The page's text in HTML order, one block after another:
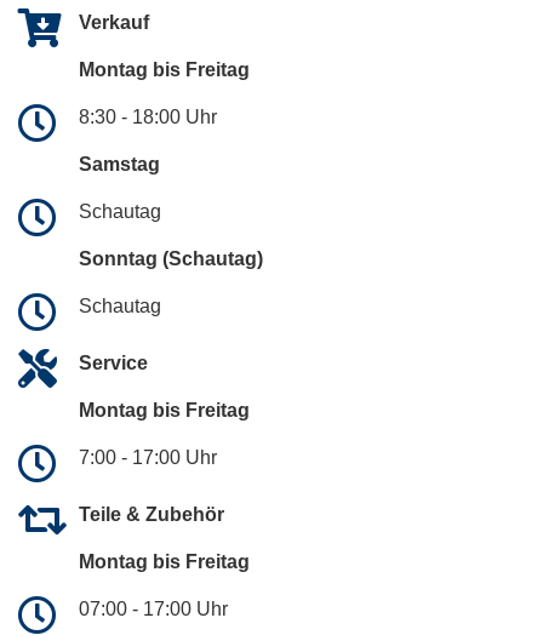
Verkauf
Montag bis Freitag
8:30 - 18:00 Uhr
Samstag
Schautag
Sonntag (Schautag)
Schautag
Service
Montag bis Freitag
7:00 - 17:00 Uhr
Teile & Zubehör
Montag bis Freitag
07:00 - 17:00 Uhr